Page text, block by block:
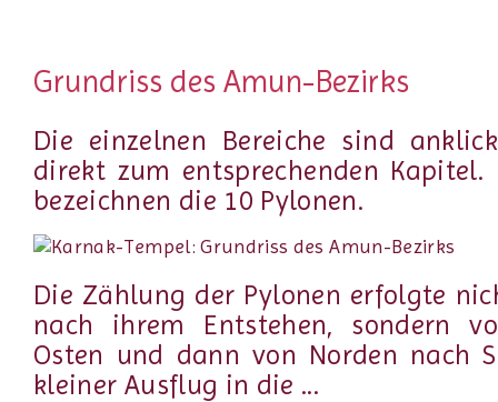
Grundriss des Amun-Bezirks
Die einzelnen Bereiche sind
direkt zum entsprechenden Kapitel.
bezeichnen die 10 Pylonen.
Die Zählung der Pylonen erfolgte
nach ihrem Entstehen, sondern
Osten und dann von Norden nach
kleiner Ausflug in die ...